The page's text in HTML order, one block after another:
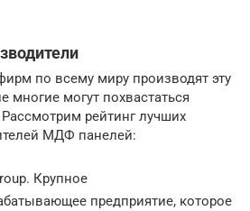
по всему миру производят эту
многие могут похвастаться
рейтинг лучших
МДФ панелей:
Крупное
предприятие, которое